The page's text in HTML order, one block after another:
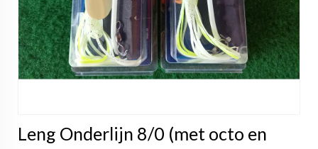
Leng Onderlijn 8/0 (met octo en